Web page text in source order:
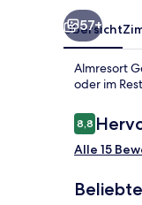
57+
Übersicht
Almresort
oder im
8,88,8 von 10.
Alle 15